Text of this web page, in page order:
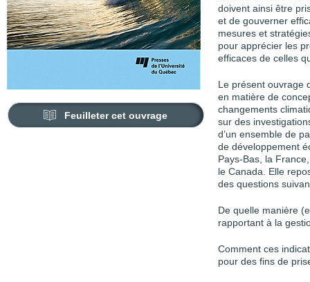
Feuilleter cet ouvrage
doivent ainsi être
et de gouverner
mesures et
pour apprécier les
efficaces de celles
Le présent ouvrage
en matière de
changements
sur des
d’un ensemble de
de développement
Pays-Bas, la
le Canada. Elle
des questions
De quelle manière
rapportant à la
Comment ces
pour des fins de